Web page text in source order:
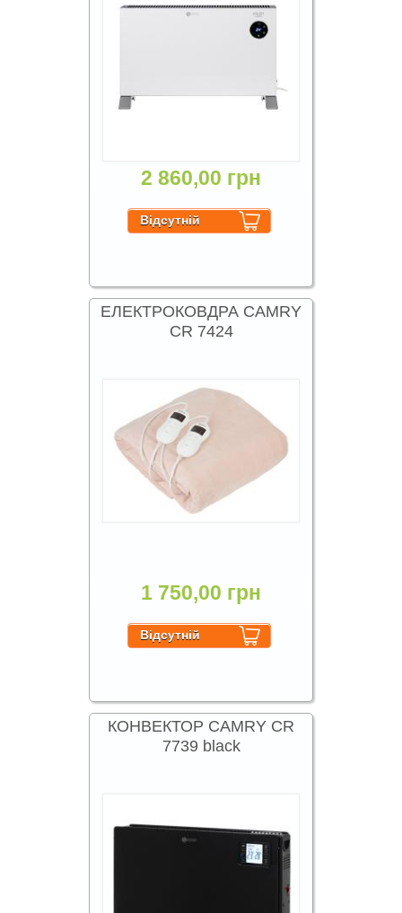
2 860,00 грн
ЕЛЕКТРОКОВДРА CAMRY
CR 7424
1 750,00 грн
КОНВЕКТОР CAMRY CR
7739 black